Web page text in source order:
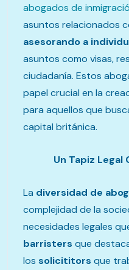
abogados de
asuntos relacionados
asesorando a
asuntos como visas,
ciudadanía. Estos
papel crucial en la
para aquellos que
capital británica.
Un Tapiz Legal
La diversidad de
complejidad de la
necesidades legales
barristers que
los solicititors que